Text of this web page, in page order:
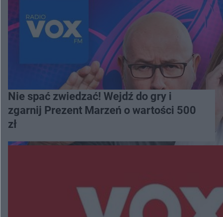
Nie spać zwiedzać! Wejdź do gry i
zgarnij Prezent Marzeń o wartości 500
zł